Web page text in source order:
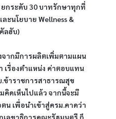
กระดับ 30 บาทรักษาทุกที่
ะนโยบาย Wellness &
ลฮับ)
ากมีการผลิตเพิ่มตามแผน
เรื่องตำแหน่ง ค่าตอบแทน
.ข้าราชการสาธารณสุข
คิดเห็นไปแล้ว จากนี้จะมี
น เพื่อนำเข้าสู่ครม.คาดว่า
เลขาธิการคณะรัฐมนตรี ก็